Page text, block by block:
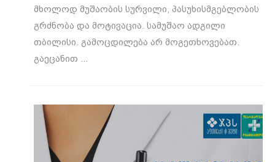
მხოლოდ მუშაობის სურვილი, პასუხისმგებლობის
გრძნობა და მოტივაცია. სამუშაო ადგილი
თბილისი. გამოცდილება არ მოგეთხოვებათ.
გაეცანით ...